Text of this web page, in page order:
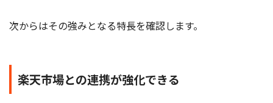
次からはその強みとなる特長を確認します。
楽天市場との連携が強化できる